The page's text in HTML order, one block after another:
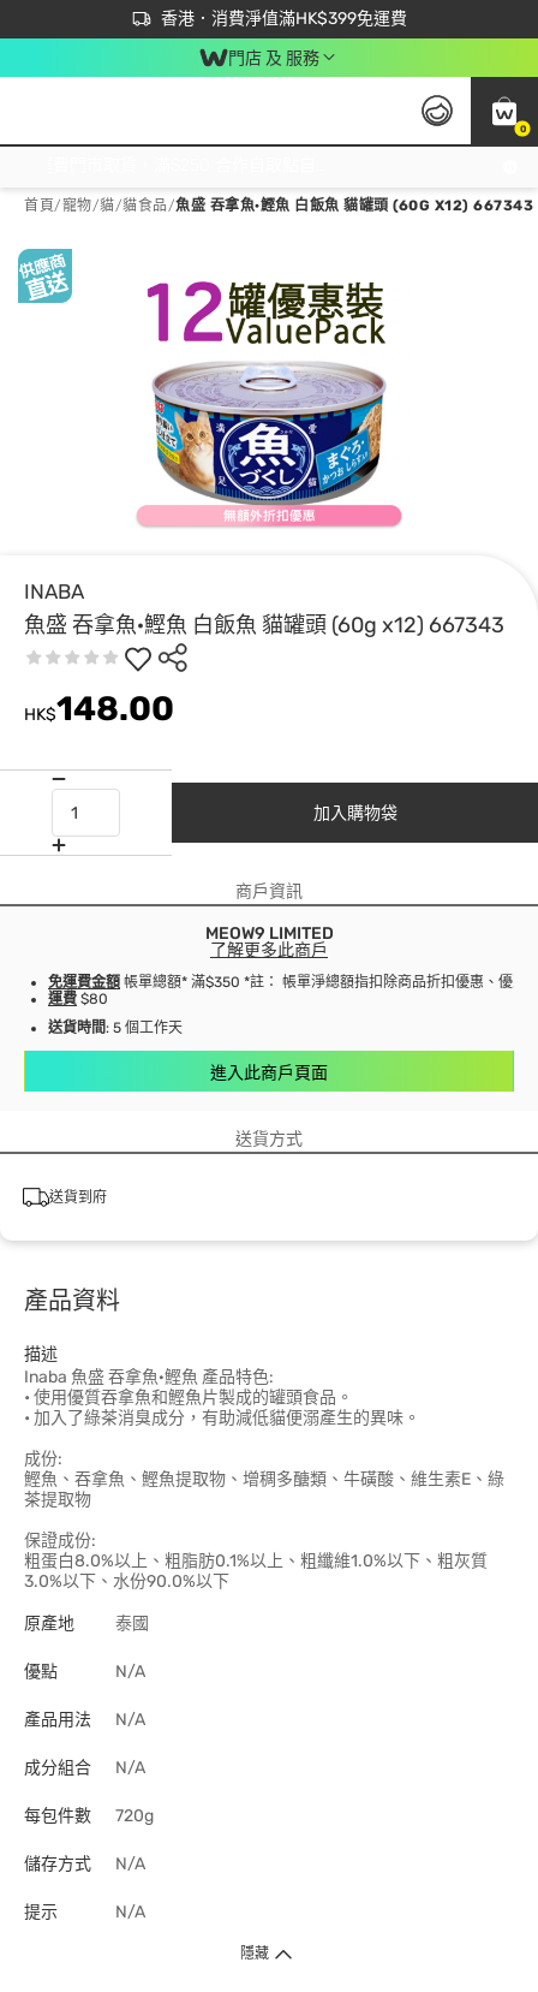
香港．消費淨值滿HK$399免運費
立即成為易賞錢會員盡享獨家優惠
首次APP下單買滿$450 輸入 NEWAPP 即減$50
門店 及 服務
0
首頁/寵物/貓/貓食品/魚盛 吞拿魚·鰹魚 白飯魚 貓罐頭 (60G X12) 667343
INABA
魚盛 吞拿魚·鰹魚 白飯魚 貓罐頭 (60g x12) 667343
HK$148.00
加入購物袋
商戶資訊
MEOW9 LIMITED
了解更多此商戶
免運費金額 帳單總額* 滿$350 *註： 帳單淨總額指扣除商品折扣優惠、優惠
運費 $80
送貨時間: 5 個工作天
進入此商戶頁面
送貨方式
送貨到府
產品資料
描述
Inaba 魚盛 吞拿魚·鰹魚 產品特色:
• 使用優質吞拿魚和鰹魚片製成的罐頭食品。
• 加入了綠茶消臭成分，有助減低貓便溺產生的異味。
成份:
鰹魚、吞拿魚、鰹魚提取物、增稠多醣類、牛磺酸、維生素E、綠
茶提取物
保證成份:
粗蛋白8.0%以上、粗脂肪0.1%以上、粗纖維1.0%以下、粗灰質
3.0%以下、水份90.0%以下
原產地 泰國
優點 N/A
產品用法 N/A
成分組合 N/A
每包件數 720g
儲存方式 N/A
提示 N/A
隱藏